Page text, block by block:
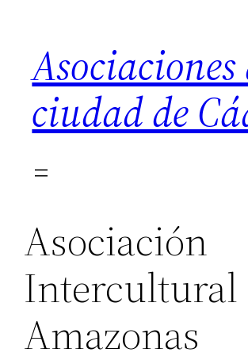
contenido
ciudad de
Asociación
Intercultural
Amazonas